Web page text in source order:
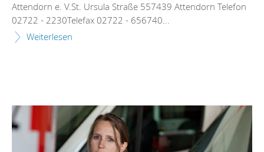
Attendorn e. V.St. Ursula Straße 557439 Attendorn Telefon
02722 - 2230Telefax 02722 - 656740...
Weiterlesen